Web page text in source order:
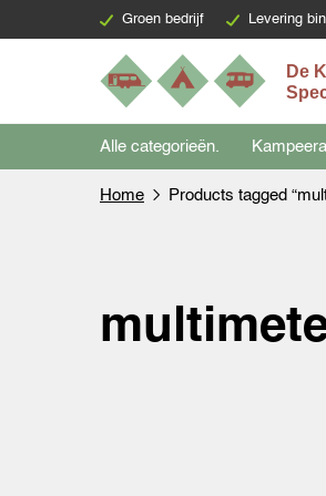
Groen bedrijf Levering
Alle categorieën.
Home Products tagged